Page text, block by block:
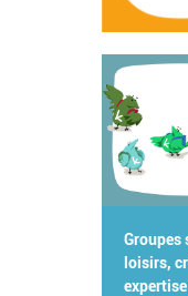
Groupes
loisirs,